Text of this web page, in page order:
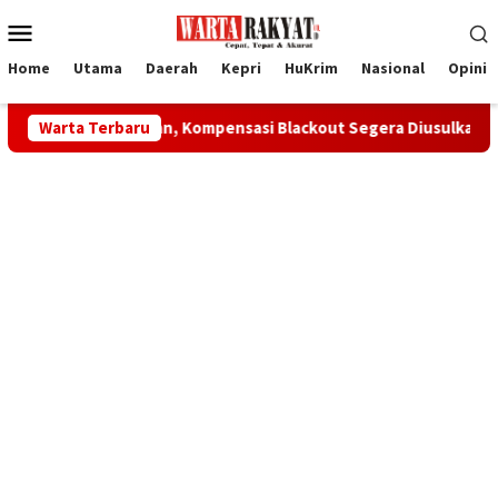
ke
Mobile
Home Utama Daerah Kepri HuKrim Nasional Opini
Warta Terbaru
Kompensasi Blackout Segera Diusulkan ke Pusat